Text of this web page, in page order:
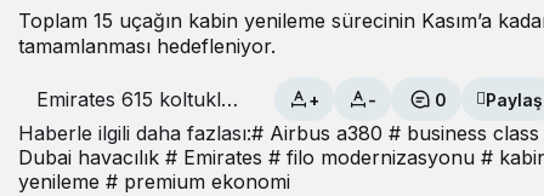
Toplam 15 uçağın kabin yenileme sürecinin Kasım’a
tamamlanması hedefleniyor.
Emirates 615 koltuklu
A380
konfigürasyonundan
vazgeçiyor
+ - 0 Paylaş
Haberle ilgili daha fazlası:# Airbus a380 # business class
Dubai havacılık # Emirates # filo modernizasyonu #
yenileme # premium ekonomi